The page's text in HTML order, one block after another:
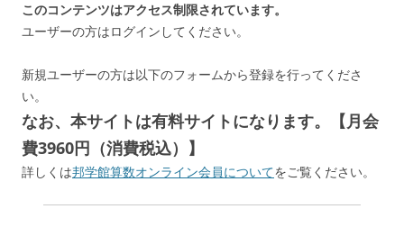
このコンテンツはアクセス制限されています。
ユーザーの方はログインしてください。
新規ユーザーの方は以下のフォームから登録を行ってくださ
い。
なお、本サイトは有料サイトになります。【月会
費3960円（消費税込）】
詳しくは邦学館算数オンライン会員についてをご覧ください。